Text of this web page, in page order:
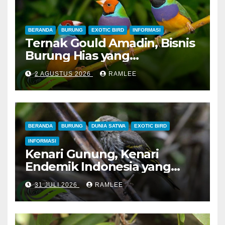
BERANDA BURUNG EXOTIC BIRD INFORMASI
Ternak Gould Amadin, Bisnis
Burung Hias yang
Menguntungkan
2 AGUSTUS 2026 RAMLEE
BERANDA BURUNG DUNIA SATWA EXOTIC BIRD
INFORMASI
Kenari Gunung, Kenari
Endemik Indonesia yang
Sangat Sulit Dipelihara
31 JULI 2026 RAMLEE